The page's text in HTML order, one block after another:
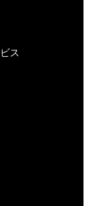
ス